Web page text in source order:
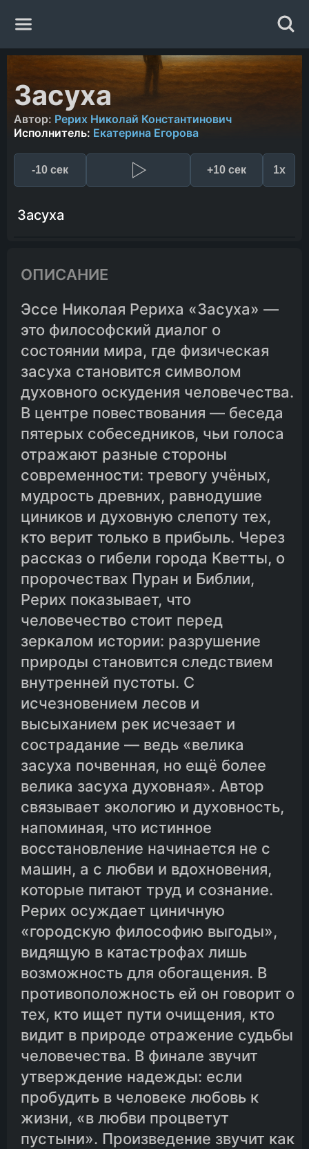
Главная
Жанры
Авторы
Исполнители
Засуха
Автор: Рерих Николай Константинович
Исполнитель: Екатерина Егорова
-10 сек +10 сек 1x
Засуха
ОПИСАНИЕ
Эссе Николая Рериха «Засуха» —
это философский диалог о
состоянии мира, где физическая
засуха становится символом
духовного оскудения человечества.
В центре повествования — беседа
пятерых собеседников, чьи голоса
отражают разные стороны
современности: тревогу учёных,
мудрость древних, равнодушие
циников и духовную слепоту тех,
кто верит только в прибыль. Через
рассказ о гибели города Кветты, о
пророчествах Пуран и Библии,
Рерих показывает, что
человечество стоит перед
зеркалом истории: разрушение
природы становится следствием
внутренней пустоты. С
исчезновением лесов и
высыханием рек исчезает и
сострадание — ведь «велика
засуха почвенная, но ещё более
велика засуха духовная». Автор
связывает экологию и духовность,
напоминая, что истинное
восстановление начинается не с
машин, а с любви и вдохновения,
которые питают труд и сознание.
Рерих осуждает циничную
«городскую философию выгоды»,
видящую в катастрофах лишь
возможность для обогащения. В
противоположность ей он говорит о
тех, кто ищет пути очищения, кто
видит в природе отражение судьбы
человечества. В финале звучит
утверждение надежды: если
пробудить в человеке любовь к
жизни, «в любви процветут
пустыни». Произведение звучит как